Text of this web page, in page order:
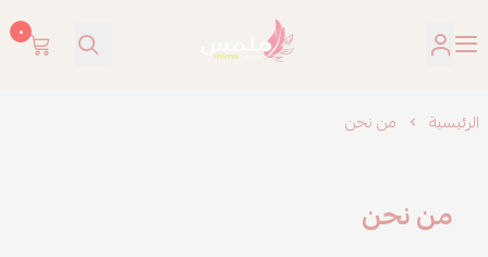
ملمس
٠
الرئيسية من نحن
من نحن